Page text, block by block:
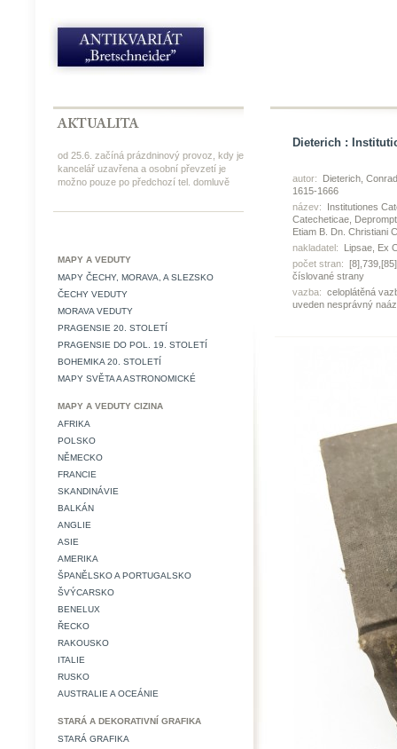
od 25.6. začíná prázdninový provoz, kdy je
kancelář uzavřena a osobní převzetí je
možno pouze po předchozí tel. domluvě
MAPY A VEDUTY
MAPY ČECHY, MORAVA, A SLEZSKO
ČECHY VEDUTY
MORAVA VEDUTY
PRAGENSIE 20. STOLETÍ
PRAGENSIE DO POL. 19. STOLETÍ
BOHEMIKA 20. STOLETÍ
MAPY SVĚTA A ASTRONOMICKÉ
MAPY A VEDUTY CIZINA
AFRIKA
POLSKO
NĚMECKO
FRANCIE
SKANDINÁVIE
BALKÁN
ANGLIE
ASIE
AMERIKA
ŠPANĚLSKO A PORTUGALSKO
ŠVÝCARSKO
BENELUX
ŘECKO
RAKOUSKO
ITALIE
RUSKO
AUSTRALIE A OCEÁNIE
STARÁ A DEKORATIVNÍ GRAFIKA
STARÁ GRAFIKA
Dieterich :
autor:
Dieterich,
1615-1666
název:
Institutiones
Catecheticae,
Etiam B. Dn. Christiani
nakladatel:
Lipsae, Ex
počet stran:
číslované strany
vazba: celoplátěná
uveden nesprávný